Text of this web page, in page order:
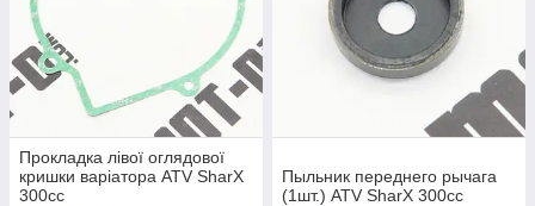
Прокладка лівої оглядової
кришки варіатора ATV SharX
300сс
Пыльник переднего рычага
(1шт.) ATV SharX 300сс